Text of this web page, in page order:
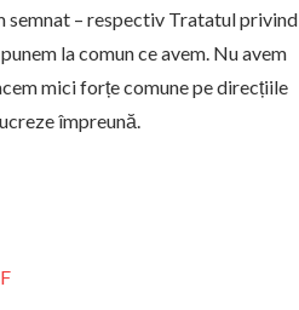
semnat – respectiv Tratatul privind
la comun ce avem. Nu avem
mici forțe comune pe direcțiile
împreună.